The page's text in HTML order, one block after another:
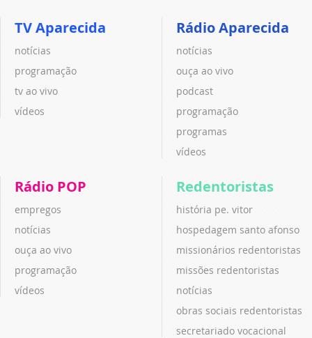
TV Aparecida
notícias
programação
tv ao vivo
vídeos
Rádio Aparecida
notícias
ouça ao vivo
podcast
programação
programas
vídeos
Rádio POP
empregos
notícias
ouça ao vivo
programação
vídeos
Redentoristas
história pe. vitor
hospedagem santo afonso
missionários redentoristas
missões redentoristas
notícias
obras sociais redentoristas
secretariado vocacional